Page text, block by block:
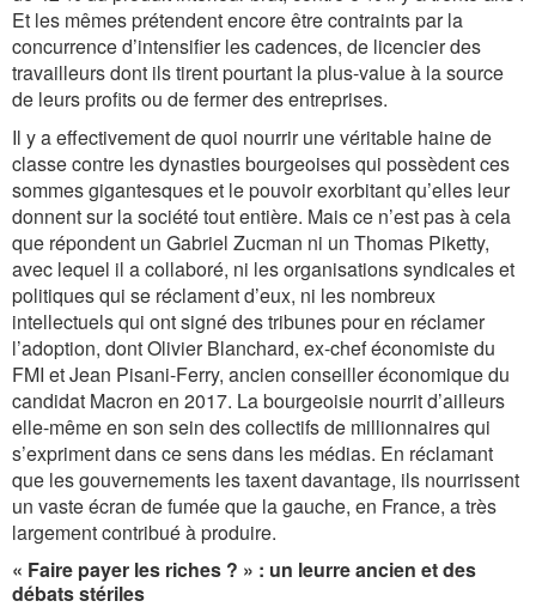
Et les mêmes prétendent encore être contraints par la
concurrence d’intensifier les cadences, de licencier des
travailleurs dont ils tirent pourtant la plus-value à la source
de leurs profits ou de fermer des entreprises.
Il y a effectivement de quoi nourrir une véritable haine de
classe contre les dynasties bourgeoises qui possèdent ces
sommes gigantesques et le pouvoir exorbitant qu’elles leur
donnent sur la société tout entière. Mais ce n’est pas à cela
que répondent un Gabriel Zucman ni un Thomas Piketty,
avec lequel il a collaboré, ni les organisations syndicales et
politiques qui se réclament d’eux, ni les nombreux
intellectuels qui ont signé des tribunes pour en réclamer
l’adoption, dont Olivier Blanchard, ex-chef économiste du
FMI et Jean Pisani-Ferry, ancien conseiller économique du
candidat Macron en 2017. La bourgeoisie nourrit d’ailleurs
elle-même en son sein des collectifs de millionnaires qui
s’expriment dans ce sens dans les médias. En réclamant
que les gouvernements les taxent davantage, ils nourrissent
un vaste écran de fumée que la gauche, en France, a très
largement contribué à produire.
« Faire payer les riches ? » : un leurre ancien et des
débats stériles